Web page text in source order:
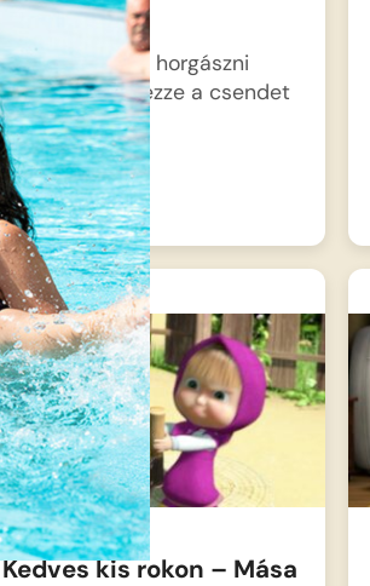
horgászni
A Medve végre horgászni
indul, hogy élvezze a csendet
és…
Kedves kis rokon – Mása